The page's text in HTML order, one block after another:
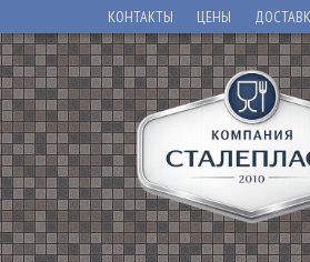
КОНТАКТЫ ЦЕНЫ